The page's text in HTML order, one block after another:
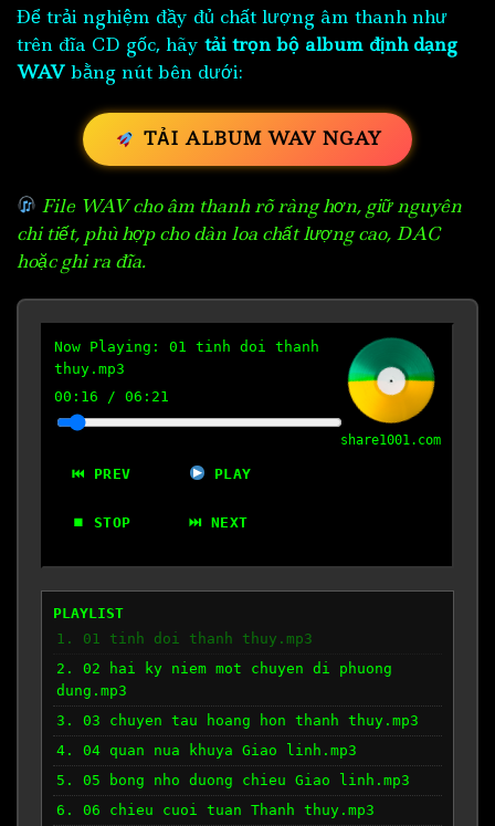
Để trải nghiệm đầy đủ chất lượng âm thanh như
trên đĩa CD gốc, hãy tải trọn bộ album định dạng
WAV bằng nút bên dưới:
TẢI ALBUM WAV NGAY
File WAV cho âm thanh rõ ràng hơn, giữ nguyên
chi tiết, phù hợp cho dàn loa chất lượng cao, DAC
hoặc ghi ra đĩa.
Now Playing: 01 tinh doi thanh
thuy.mp3
00:17 / 06:21
⏮ PREV PLAY
⏹ STOP ⏭ NEXT
share1001.com
PLAYLIST
1. 01 tinh doi thanh thuy.mp3
2. 02 hai ky niem mot chuyen di phuong
dung.mp3
3. 03 chuyen tau hoang hon thanh thuy.mp3
4. 04 quan nua khuya Giao linh.mp3
5. 05 bong nho duong chieu Giao linh.mp3
6. 06 chieu cuoi tuan Thanh thuy.mp3